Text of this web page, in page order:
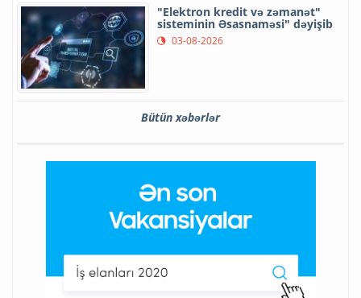
"Elektron kredit və zəmanət"
sisteminin Əsasnaməsi" dəyişib
03-08-2026
Bütün xəbərlər